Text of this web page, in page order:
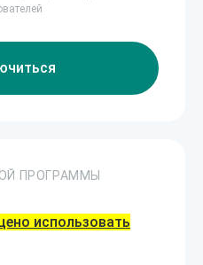
ПРОГРАММЫ
использовать